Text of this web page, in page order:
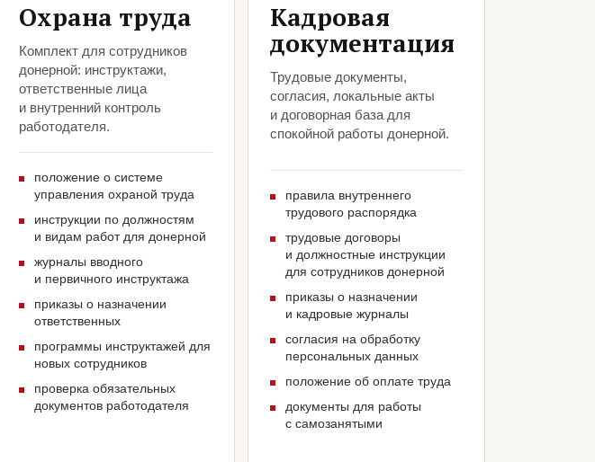
Охрана труда
Комплект для сотрудников
донерной: инструктажи,
ответственные лица
и внутренний контроль
работодателя.
положение о системе
управления охраной труда
инструкции по должностям
и видам работ для донерной
журналы вводного
и первичного инструктажа
приказы о назначении
ответственных
программы инструктажей для
новых сотрудников
проверка обязательных
документов работодателя
Кадровая
документация
Трудовые документы,
согласия, локальные акты
и договорная база для
спокойной работы донерной.
правила внутреннего
трудового распорядка
трудовые договоры
и должностные инструкции
для сотрудников донерной
приказы о назначении
и кадровые журналы
согласия на обработку
персональных данных
положение об оплате труда
документы для работы
с самозанятыми